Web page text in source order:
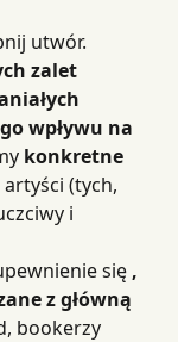
utwór.
zalet
wpływu na
konkretne
(tych,
i
się ,
z główną
bookerzy